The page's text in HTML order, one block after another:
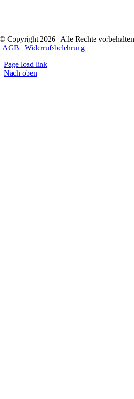
© Copyright 2026 | Alle Rechte
| AGB |Widerrufsbelehrung
Page load link
Nach oben